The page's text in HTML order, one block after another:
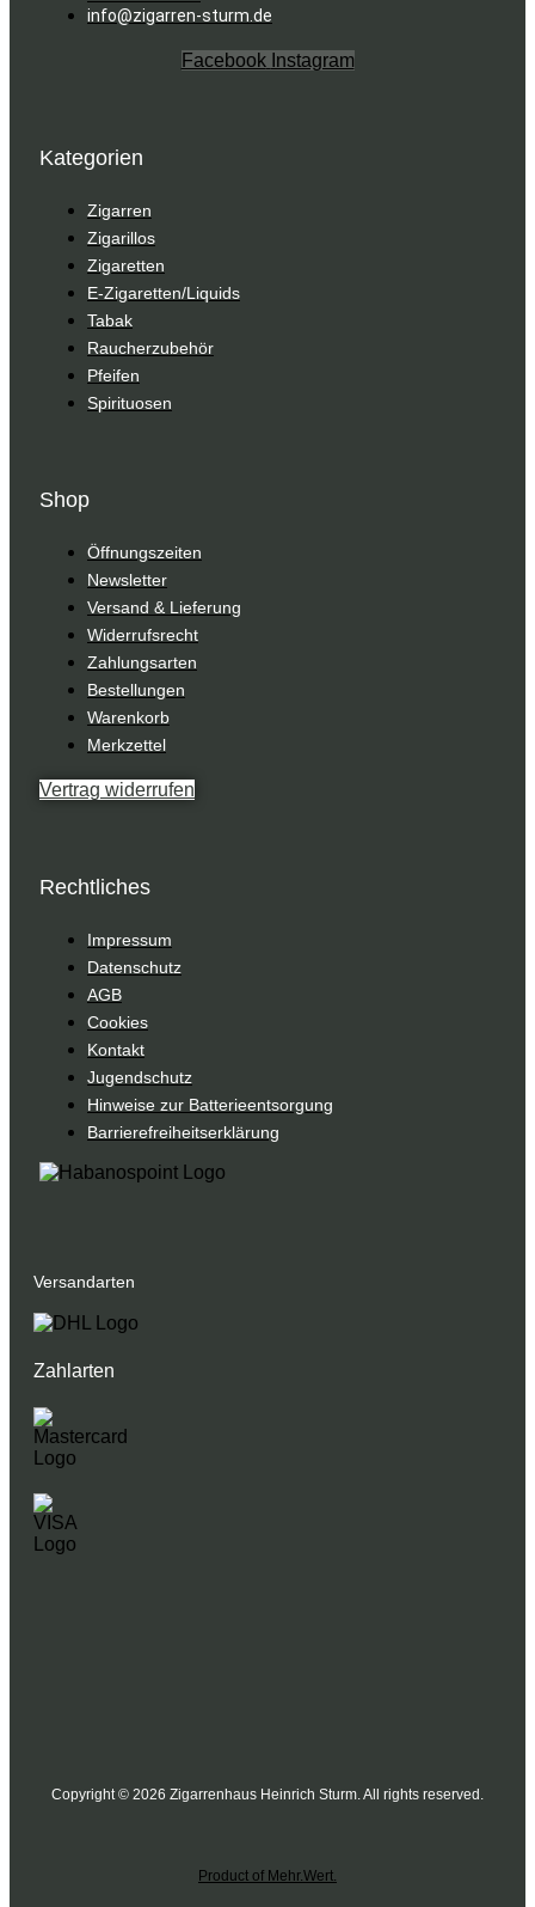
info@zigarren-sturm.de
Facebook Instagram
Kategorien
Zigarren
Zigarillos
Zigaretten
E-Zigaretten/Liquids
Tabak
Raucherzubehör
Pfeifen
Spirituosen
Shop
Öffnungszeiten
Newsletter
Versand & Lieferung
Widerrufsrecht
Zahlungsarten
Bestellungen
Warenkorb
Merkzettel
Vertrag widerrufen
Rechtliches
Impressum
Datenschutz
AGB
Cookies
Kontakt
Jugendschutz
Hinweise zur Batterieentsorgung
Barrierefreiheitserklärung
Versandarten
Zahlarten
Copyright © 2026 Zigarrenhaus Heinrich Sturm. All rights reserved.
Product of Mehr.Wert.